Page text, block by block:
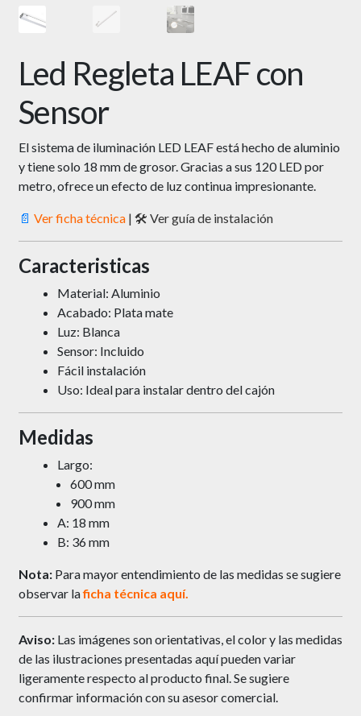
Led Regleta LEAF con
Sensor
El sistema de iluminación LED LEAF está hecho de aluminio
y tiene solo 18 mm de grosor. Gracias a sus 120 LED por
metro, ofrece un efecto de luz continua impresionante.
📄 Ver ficha técnica| 🛠 Ver guía de instalación
Caracteristicas
Material: Aluminio
Acabado: Plata mate
Luz: Blanca
Sensor: Incluido
Fácil instalación
Uso: Ideal para instalar dentro del cajón
Medidas
Largo:
600 mm
900 mm
A: 18 mm
B: 36 mm
Nota:Para mayor entendimiento de las medidas se sugiere
observar laficha técnica aquí.
Aviso: Las imágenes son orientativas, el color y las medidas
de las ilustraciones presentadas aquí pueden variar
ligeramente respecto al producto final. Se sugiere
confirmar información con su asesor comercial.